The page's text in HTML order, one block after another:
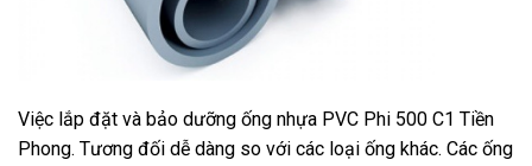
Việc lắp đặt và bảo dưỡng ống nhựa PVC Phi 500 C1 Tiền
Phong. Tương đối dễ dàng so với các loại ống khác. Các ống